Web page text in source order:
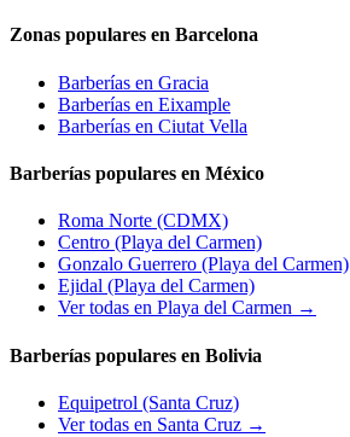
Zonas populares en Barcelona
Barberías en Gracia
Barberías en Eixample
Barberías en Ciutat Vella
Barberías populares en México
Roma Norte (CDMX)
Centro (Playa del Carmen)
Gonzalo Guerrero (Playa del Carmen)
Ejidal (Playa del Carmen)
Ver todas en Playa del Carmen →
Barberías populares en Bolivia
Equipetrol (Santa Cruz)
Ver todas en Santa Cruz →